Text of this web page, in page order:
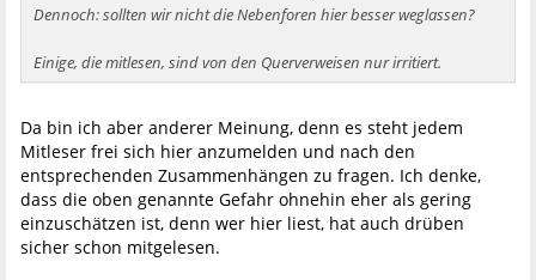
Dennoch: sollten wir nicht die Nebenforen hier besser weglassen?
Einige, die mitlesen, sind von den Querverweisen nur irritiert.
Da bin ich aber anderer Meinung, denn es steht jedem
Mitleser frei sich hier anzumelden und nach den
entsprechenden Zusammenhängen zu fragen. Ich denke,
dass die oben genannte Gefahr ohnehin eher als gering
einzuschätzen ist, denn wer hier liest, hat auch drüben
sicher schon mitgelesen.